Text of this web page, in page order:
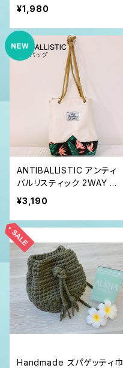
loha
¥1,980
ANTIBALLISTIC アンティ
バルリスティック 2WAY バ
ッグ ボックス型 ショルダー
¥3,190
Handmade ズパゲッティ巾